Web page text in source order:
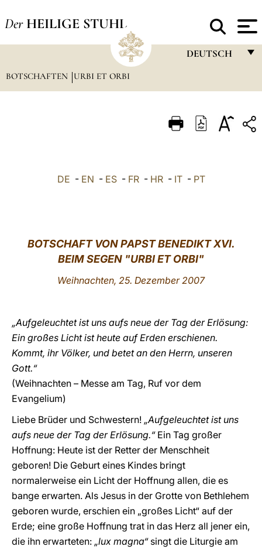
Der HEILIGE STUHL
DEUTSCH
ITALIANO
中文
LATINE
BOTSCHAFTEN URBI ET ORBI
DE - EN - ES- FR- HR- IT- PT
BOTSCHAFT VON PAPST BENEDIKT XVI.
BEIM SEGEN "URBI ET ORBI"
Weihnachten, 25. Dezember 2007
„Aufgeleuchtet ist uns aufs neue der Tag der Erlösung:
Ein großes Licht ist heute auf Erden erschienen.
Kommt, ihr Völker, und betet an den Herrn, unseren
Gott.“
(Weihnachten – Messe am Tag, Ruf vor dem
Evangelium)
Liebe Brüder und Schwestern! „Aufgeleuchtet ist uns
aufs neue der Tag der Erlösung.“ Ein Tag großer
Hoffnung: Heute ist der Retter der Menschheit
geboren! Die Geburt eines Kindes bringt
normalerweise ein Licht der Hoffnung allen, die es
bange erwarten. Als Jesus in der Grotte von Bethlehem
geboren wurde, erschien ein „großes Licht“ auf der
Erde; eine große Hoffnung trat in das Herz all jener ein,
die ihn erwarteten: „lux magna“ singt die Liturgie am